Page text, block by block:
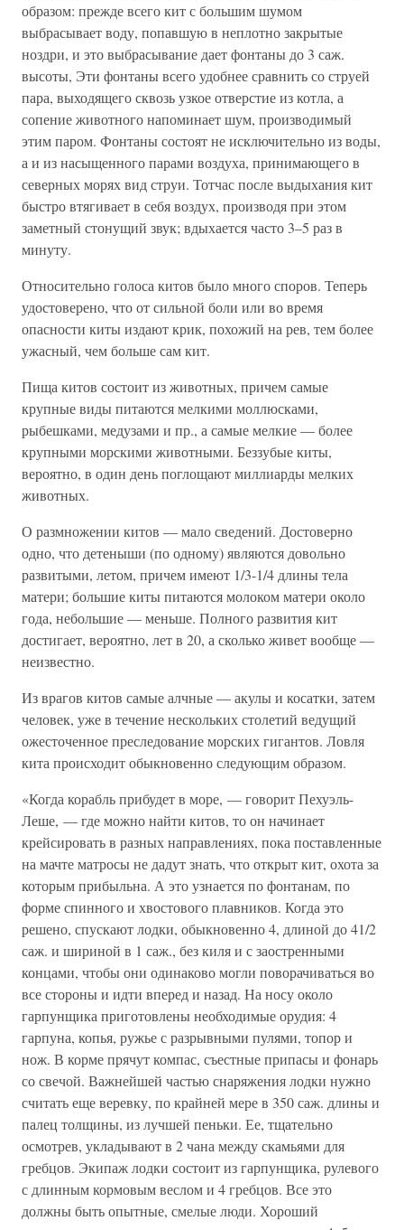
образом: прежде всего кит с большим шумом
выбрасывает воду, попавшую в неплотно закрытые
ноздри, и это выбрасывание дает фонтаны до 3 саж.
высоты, Эти фонтаны всего удобнее сравнить со струей
пара, выходящего сквозь узкое отверстие из котла, а
сопение животного напоминает шум, производимый
этим паром. Фонтаны состоят не исключительно из воды,
а и из насыщенного парами воздуха, принимающего в
северных морях вид струи. Тотчас после выдыхания кит
быстро втягивает в себя воздух, производя при этом
заметный стонущий звук; вдыхается часто 3–5 раз в
минуту.
Относительно голоса китов было много споров. Теперь
удостоверено, что от сильной боли или во время
опасности киты издают крик, похожий на рев, тем более
ужасный, чем больше сам кит.
Пища китов состоит из животных, причем самые
крупные виды питаются мелкими моллюсками,
рыбешками, медузами и пр., а самые мелкие — более
крупными морскими животными. Беззубые киты,
вероятно, в один день поглощают миллиарды мелких
животных.
О размножении китов — мало сведений. Достоверно
одно, что детеныши (по одному) являются довольно
развитыми, летом, причем имеют 1/3-1/4 длины тела
матери; большие киты питаются молоком матери около
года, небольшие — меньше. Полного развития кит
достигает, вероятно, лет в 20, а сколько живет вообще —
неизвестно.
Из врагов китов самые алчные — акулы и косатки, затем
человек, уже в течение нескольких столетий ведущий
ожесточенное преследование морских гигантов. Ловля
кита происходит обыкновенно следующим образом.
«Когда корабль прибудет в море, — говорит Пехуэль-
Леше, — где можно найти китов, то он начинает
крейсировать в разных направлениях, пока поставленные
на мачте матросы не дадут знать, что открыт кит, охота за
которым прибыльна. А это узнается по фонтанам, по
форме спинного и хвостового плавников. Когда это
решено, спускают лодки, обыкновенно 4, длиной до 41/2
саж. и шириной в 1 саж., без киля и с заостренными
концами, чтобы они одинаково могли поворачиваться во
все стороны и идти вперед и назад. На носу около
гарпунщика приготовлены необходимые орудия: 4
гарпуна, копья, ружье с разрывными пулями, топор и
нож. В корме прячут компас, съестные припасы и фонарь
со свечой. Важнейшей частью снаряжения лодки нужно
считать еще веревку, по крайней мере в 350 саж. длины и
палец толщины, из лучшей пеньки. Ее, тщательно
осмотрев, укладывают в 2 чана между скамьями для
гребцов. Экипаж лодки состоит из гарпунщика, рулевого
с длинным кормовым веслом и 4 гребцов. Все это
должны быть опытные, смелые люди. Хороший